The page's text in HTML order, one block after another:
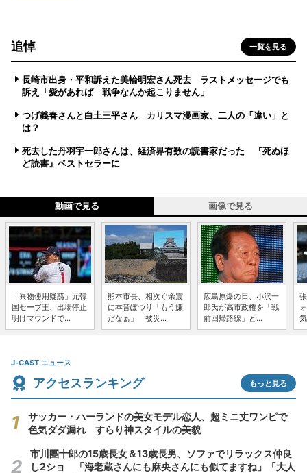
追悼 一覧を見る
長崎市出身・平和訴えた美輪明宏さん死去 ラストメッセージでも
訴え「愛があれば 戦争なんか起こりません」
つげ義春さんと白土三平さん カリスマ漫画家、二人の「違い」と
は？
死去した丹羽宇一郎さんは、経済界有数の読書家だった 『死ぬほ
ど読書』ベストセラーに
動画で見る 画像で見る
「異物使用疑惑」元韓
国セーブ王、出場停止
明けマウンドで...
熊本市長、相次ぐ余震
に本音ぽつり「もう嫌
だなぁ」 被災...
広島原爆の日、小沢一
郎氏が高市政権を「戦
前回帰路線」と...
J-CAST ニュース
アクセスランキング もっと見る
サッカー・ハーランドの美女モデル恋人、超ミニ丈ワンピで
色気ダダ漏れ すらり神スタイルの美貌
市川團十郎の15歳長女＆13歳長男、ソファでリラックス仲良
し2ショ 「海老蔵さんにも麻央さんにも似てますね」「大人